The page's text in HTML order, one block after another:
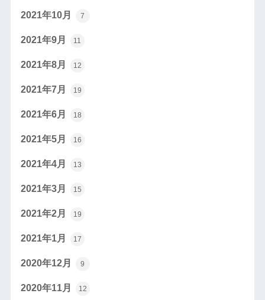
2021年10月 7
2021年9月 11
2021年8月 12
2021年7月 19
2021年6月 18
2021年5月 16
2021年4月 13
2021年3月 15
2021年2月 19
2021年1月 17
2020年12月 9
2020年11月 12